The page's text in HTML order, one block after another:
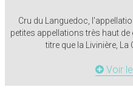
Cru du Languedoc,
petites appellations très haut
titre que la Livinière, La
Voir